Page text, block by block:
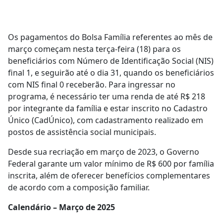
Os pagamentos do Bolsa Família referentes ao mês de
março começam nesta terça-feira (18) para os
beneficiários com Número de Identificação Social (NIS)
final 1, e seguirão até o dia 31, quando os beneficiários
com NIS final 0 receberão. Para ingressar no
programa, é necessário ter uma renda de até R$ 218
por integrante da família e estar inscrito no Cadastro
Único (CadÚnico), com cadastramento realizado em
postos de assistência social municipais.
Desde sua recriação em março de 2023, o Governo
Federal garante um valor mínimo de R$ 600 por família
inscrita, além de oferecer benefícios complementares
de acordo com a composição familiar.
Calendário – Março de 2025